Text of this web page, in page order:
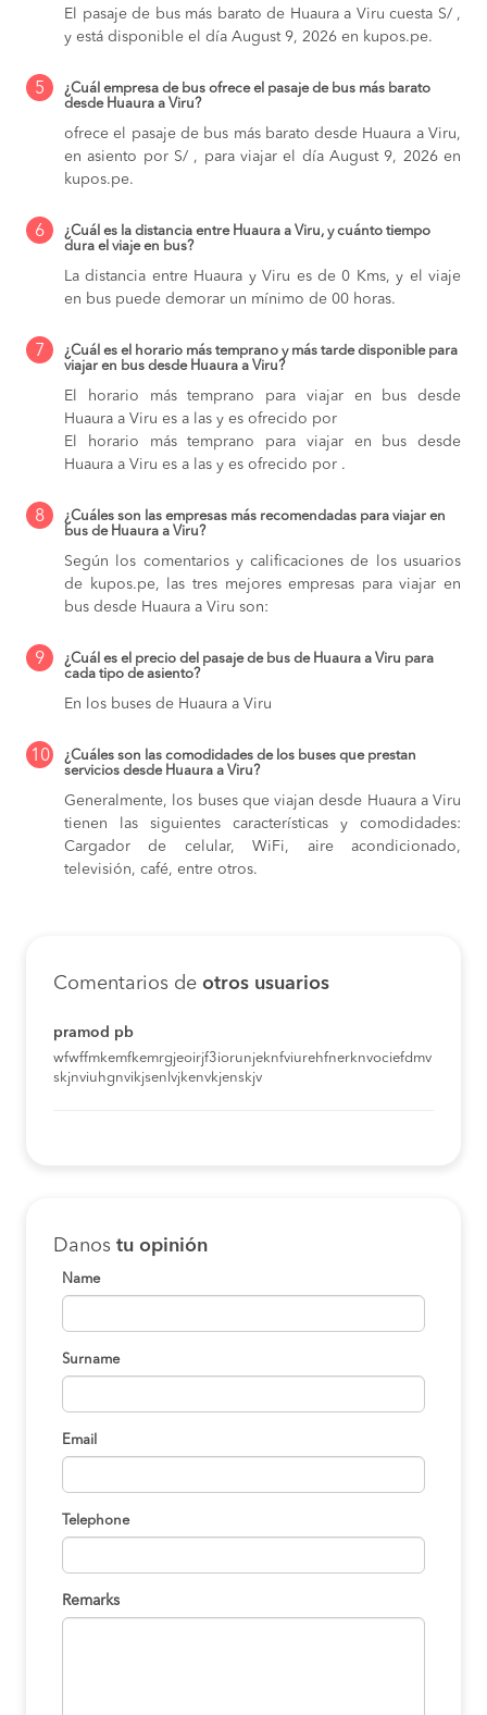
El pasaje de bus más barato de Huaura a Viru cuesta S/ ,
y está disponible el día August 9, 2026 en kupos.pe.
5
¿Cuál empresa de bus ofrece el pasaje de bus más barato
desde Huaura a Viru?
ofrece el pasaje de bus más barato desde Huaura a Viru,
en asiento por S/ , para viajar el día August 9, 2026 en
kupos.pe.
6
¿Cuál es la distancia entre Huaura a Viru, y cuánto tiempo
dura el viaje en bus?
La distancia entre Huaura y Viru es de 0 Kms, y el viaje
en bus puede demorar un mínimo de 00 horas.
7
¿Cuál es el horario más temprano y más tarde disponible para
viajar en bus desde Huaura a Viru?
El horario más temprano para viajar en bus desde
Huaura a Viru es a las y es ofrecido por
El horario más temprano para viajar en bus desde
Huaura a Viru es a las y es ofrecido por .
8
¿Cuáles son las empresas más recomendadas para viajar en
bus de Huaura a Viru?
Según los comentarios y calificaciones de los usuarios
de kupos.pe, las tres mejores empresas para viajar en
bus desde Huaura a Viru son:
9
¿Cuál es el precio del pasaje de bus de Huaura a Viru para
cada tipo de asiento?
En los buses de Huaura a Viru
10
¿Cuáles son las comodidades de los buses que prestan
servicios desde Huaura a Viru?
Generalmente, los buses que viajan desde Huaura a Viru
tienen las siguientes características y comodidades:
Cargador de celular, WiFi, aire acondicionado,
televisión, café, entre otros.
Comentarios de otros usuarios
pramod pb
wfwffmkemfkemrgjeoirjf3iorunjeknfviurehfnerknvociefdmv
skjnviuhgnvikjsenlvjkenvkjenskjv
Danos tu opinión
Name
Surname
Email
Telephone
Remarks